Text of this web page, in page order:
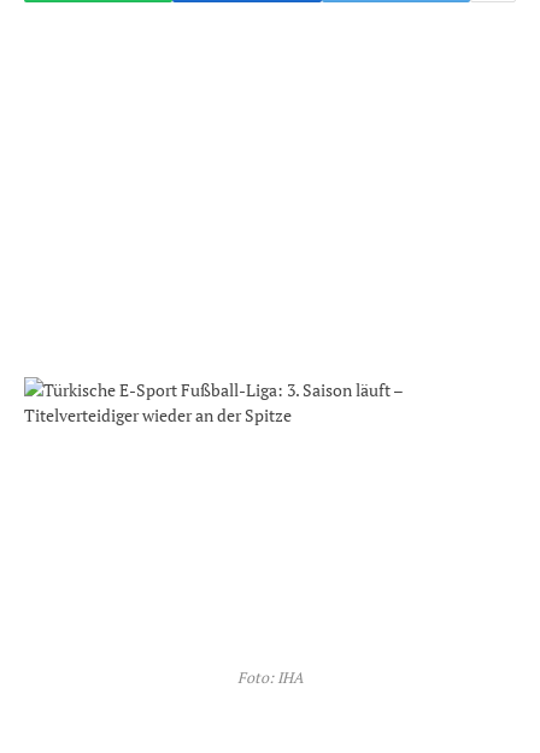
Foto: IHA